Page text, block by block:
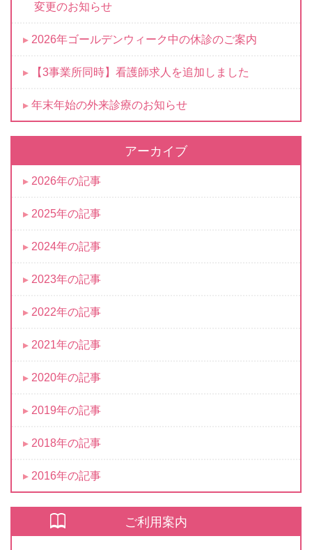
変更のお知らせ
2026年ゴールデンウィーク中の休診のご案内
【3事業所同時】看護師求人を追加しました
年末年始の外来診療のお知らせ
アーカイブ
2026年の記事
2025年の記事
2024年の記事
2023年の記事
2022年の記事
2021年の記事
2020年の記事
2019年の記事
2018年の記事
2016年の記事
ご利用案内